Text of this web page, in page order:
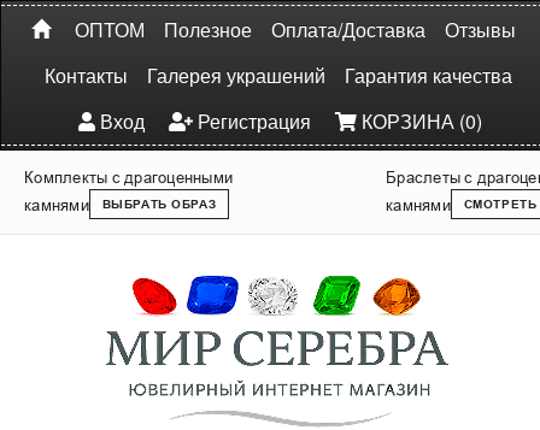
ОПТОМ Полезное Оплата/Доставка
Отзывы
Контакты
Галерея украшений
Гарантия качества
Вход
Регистрация КОРЗИНА (0)
Комплекты с драгоценными
камнями
ВЫБРАТЬ ОБРАЗ
Браслеты с
камнями
СМОТРЕТЬ